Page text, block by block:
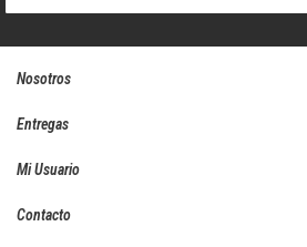
boletín
Nosotros
Entregas
Mi Usuario
Contacto